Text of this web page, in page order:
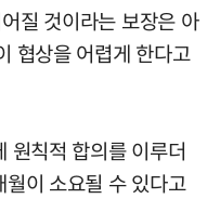
질 것이라는 보장은 아
협상을 어렵게 한다고
원칙적 합의를 이루더
이 소요될 수 있다고